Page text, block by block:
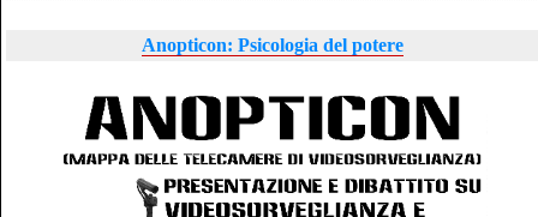
Anopticon: Psicologia del potere